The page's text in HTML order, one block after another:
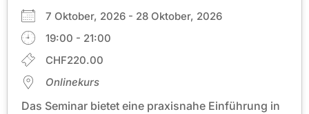
7 Oktober, 2026 - 28 Oktober, 2026
19:00 - 21:00
CHF220.00
Onlinekurs
Das Seminar bietet eine praxisnahe Einführung in